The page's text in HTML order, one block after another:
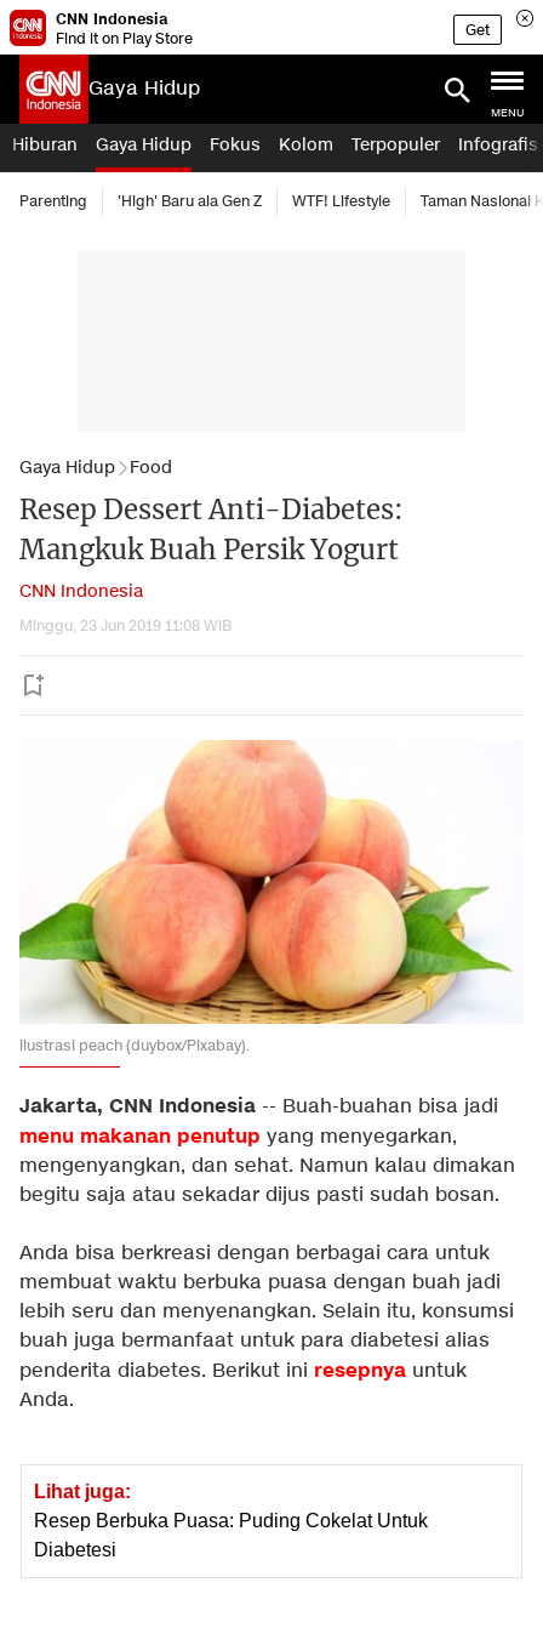
CNN Indonesia
Find it on Play Store
Get
Gaya Hidup
MENU
Hiburan Gaya Hidup Fokus Kolom Terpopuler Infografis
Parenting 'High' Baru ala Gen Z WTF! Lifestyle Taman Nasional
Gaya Hidup Food
Resep Dessert Anti-Diabetes:
Mangkuk Buah Persik Yogurt
CNN Indonesia
Minggu, 23 Jun 2019 11:08 WIB
ilustrasi peach (duybox/Pixabay).
Jakarta, CNN Indonesia -- Buah-buahan bisa jadi
menu makanan penutup yang menyegarkan,
mengenyangkan, dan sehat. Namun kalau dimakan
begitu saja atau sekadar dijus pasti sudah bosan.
Anda bisa berkreasi dengan berbagai cara untuk
membuat waktu berbuka puasa dengan buah jadi
lebih seru dan menyenangkan. Selain itu, konsumsi
buah juga bermanfaat untuk para diabetesi alias
penderita diabetes. Berikut ini resepnya untuk
Anda.
Lihat juga:
Resep Berbuka Puasa: Puding Cokelat Untuk
Diabetesi